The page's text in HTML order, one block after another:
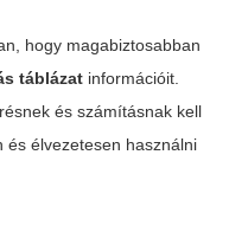
hogy magabiztosabban
táblázat információit.
és számításnak kell
élvezetesen használni